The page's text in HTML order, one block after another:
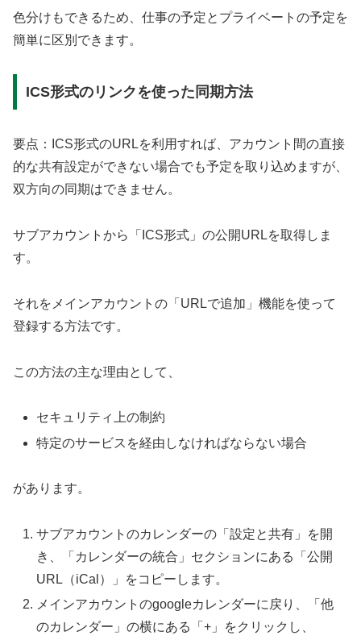
色分けもできるため、仕事の予定とプライベートの予定を
簡単に区別できます。
ICS形式のリンクを使った同期方法
要点：ICS形式のURLを利用すれば、アカウント間の直接
的な共有設定ができない場合でも予定を取り込めますが、
双方向の同期はできません。
サブアカウントから「ICS形式」の公開URLを取得しま
す。
それをメインアカウントの「URLで追加」機能を使って
登録する方法です。
この方法の主な理由として、
セキュリティ上の制約
特定のサービスを経由しなければならない場合
があります。
サブアカウントのカレンダーの「設定と共有」を開
き、「カレンダーの統合」セクションにある「公開
URL（iCal）」をコピーします。
メインアカウントのgoogleカレンダーに戻り、「他
のカレンダー」の横にある「+」をクリックし、